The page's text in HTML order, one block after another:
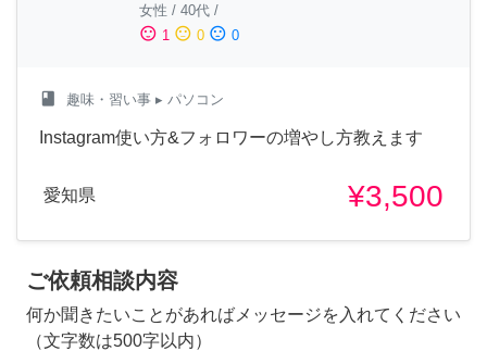
女性 / 40代 /
sentiment_satisfied 1 sentiment_neutral 0 sentiment_dissatisfied 0
class 趣味・習い事 ▸ パソコン
Instagram使い方&フォロワーの増やし方教えます
愛知県 ¥3,500
ご依頼相談内容
何か聞きたいことがあればメッセージを入れてください
（文字数は500字以内）